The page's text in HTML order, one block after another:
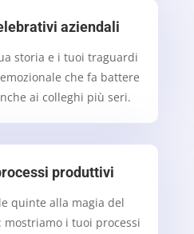
aziendali
storia e i tuoi traguardi
che fa battere
ai colleghi più seri.
produttivi
quinte alla magia del
mostriamo i tuoi processi